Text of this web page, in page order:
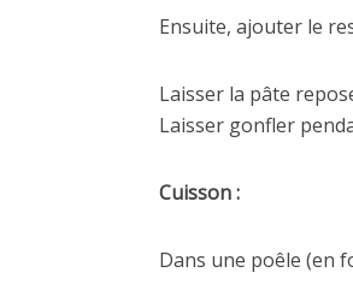
Ensuite, ajouter le
Laisser la pâte
Laisser gonfler
Cuisson :
Dans une poêle (en